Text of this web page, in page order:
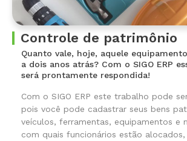
Controle de patrimônio
Quanto vale, hoje, aquele
a dois anos atrás? Com o SIGO ERP
será prontamente respondida!
Com o SIGO ERP este trabalho pode
pois você pode cadastrar seus bens
veículos, ferramentas, equipamentos e
com quais funcionários estão